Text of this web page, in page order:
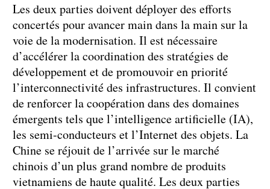
Les deux parties doivent déployer des efforts
concertés pour avancer main dans la main sur la
voie de la modernisation. Il est nécessaire
d’accélérer la coordination des stratégies de
développement et de promouvoir en priorité
l’interconnectivité des infrastructures. Il convient
de renforcer la coopération dans des domaines
émergents tels que l’intelligence artificielle (IA),
les semi-conducteurs et l’Internet des objets. La
Chine se réjouit de l’arrivée sur le marché
chinois d’un plus grand nombre de produits
vietnamiens de haute qualité. Les deux parties